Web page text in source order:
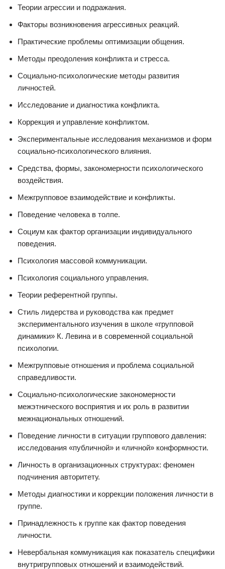
Теории агрессии и подражания.
Факторы возникновения агрессивных реакций.
Практические проблемы оптимизации общения.
Методы преодоления конфликта и стресса.
Социально-психологические методы развития
личностей.
Исследование и диагностика конфликта.
Коррекция и управление конфликтом.
Экспериментальные исследования механизмов и форм
социально-психологического влияния.
Средства, формы, закономерности психологического
воздействия.
Межгрупповое взаимодействие и конфликты.
Поведение человека в толпе.
Социум как фактор организации индивидуального
поведения.
Психология массовой коммуникации.
Психология социального управления.
Теории референтной группы.
Стиль лидерства и руководства как предмет
экспериментального изучения в школе «групповой
динамики» К. Левина и в современной социальной
психологии.
Межгрупповые отношения и проблема социальной
справедливости.
Социально-психологические закономерности
межэтнического восприятия и их роль в развитии
межнациональных отношений.
Поведение личности в ситуации группового давления:
исследования «публичной» и «личной» конформности.
Личность в организационных структурах: феномен
подчинения авторитету.
Методы диагностики и коррекции положения личности в
группе.
Принадлежность к группе как фактор поведения
личности.
Невербальная коммуникация как показатель специфики
внутригрупповых отношений и взаимодействий.